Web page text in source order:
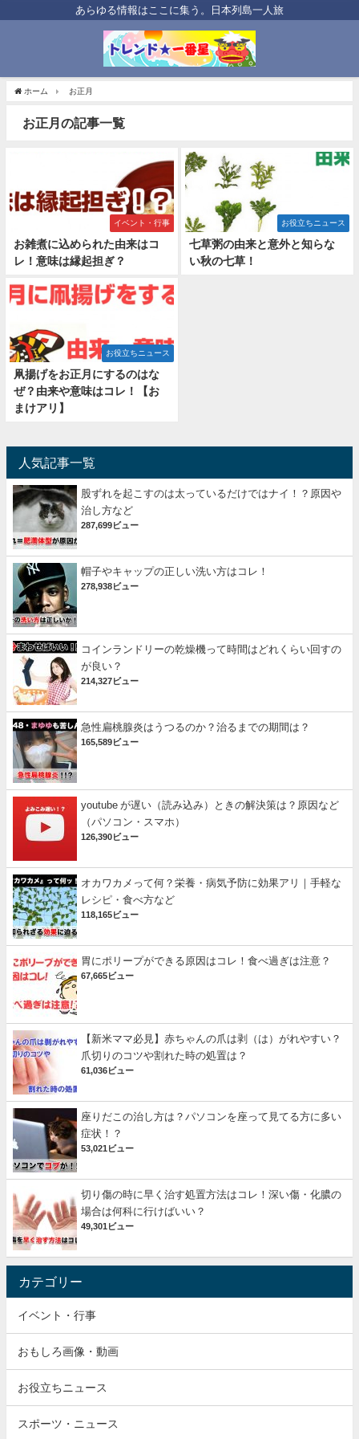
あらゆる情報はここに集う。日本列島一人旅
ホーム お正月
お正月の記事一覧
イベント・行事
お雑煮に込められた由来はコ
レ！意味は縁起担ぎ？
お役立ちニュース
七草粥の由来と意外と知らな
い秋の七草！
お役立ちニュース
凧揚げをお正月にするのはな
ぜ？由来や意味はコレ！【お
まけアリ】
人気記事一覧
股ずれを起こすのは太っているだけではナイ！？原因や
治し方など
287,699ビュー
帽子やキャップの正しい洗い方はコレ！
278,938ビュー
コインランドリーの乾燥機って時間はどれくらい回すの
が良い？
214,327ビュー
急性扁桃腺炎はうつるのか？治るまでの期間は？
165,589ビュー
youtube が遅い（読み込み）ときの解決策は？原因など
（パソコン・スマホ）
126,390ビュー
オカワカメって何？栄養・病気予防に効果アリ｜手軽な
レシピ・食べ方など
118,165ビュー
胃にポリープができる原因はコレ！食べ過ぎは注意？
67,665ビュー
【新米ママ必見】赤ちゃんの爪は剥（は）がれやすい？
爪切りのコツや割れた時の処置は？
61,036ビュー
座りだこの治し方は？パソコンを座って見てる方に多い
症状！？
53,021ビュー
切り傷の時に早く治す処置方法はコレ！深い傷・化膿の
場合は何科に行けばいい？
49,301ビュー
カテゴリー
イベント・行事
おもしろ画像・動画
お役立ちニュース
スポーツ・ニュース